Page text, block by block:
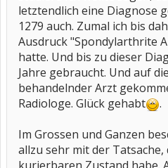
letztendlich eine Diagnose
1279 auch. Zumal ich bis
Ausdruck "Spondylarthrite
hatte. Und bis zu dieser
Jahre gebraucht. Und auf
behandelnder Arzt
Radiologe. Glück gehabt
.
Im Grossen und Ganzen
allzu sehr mit der Tatsache,